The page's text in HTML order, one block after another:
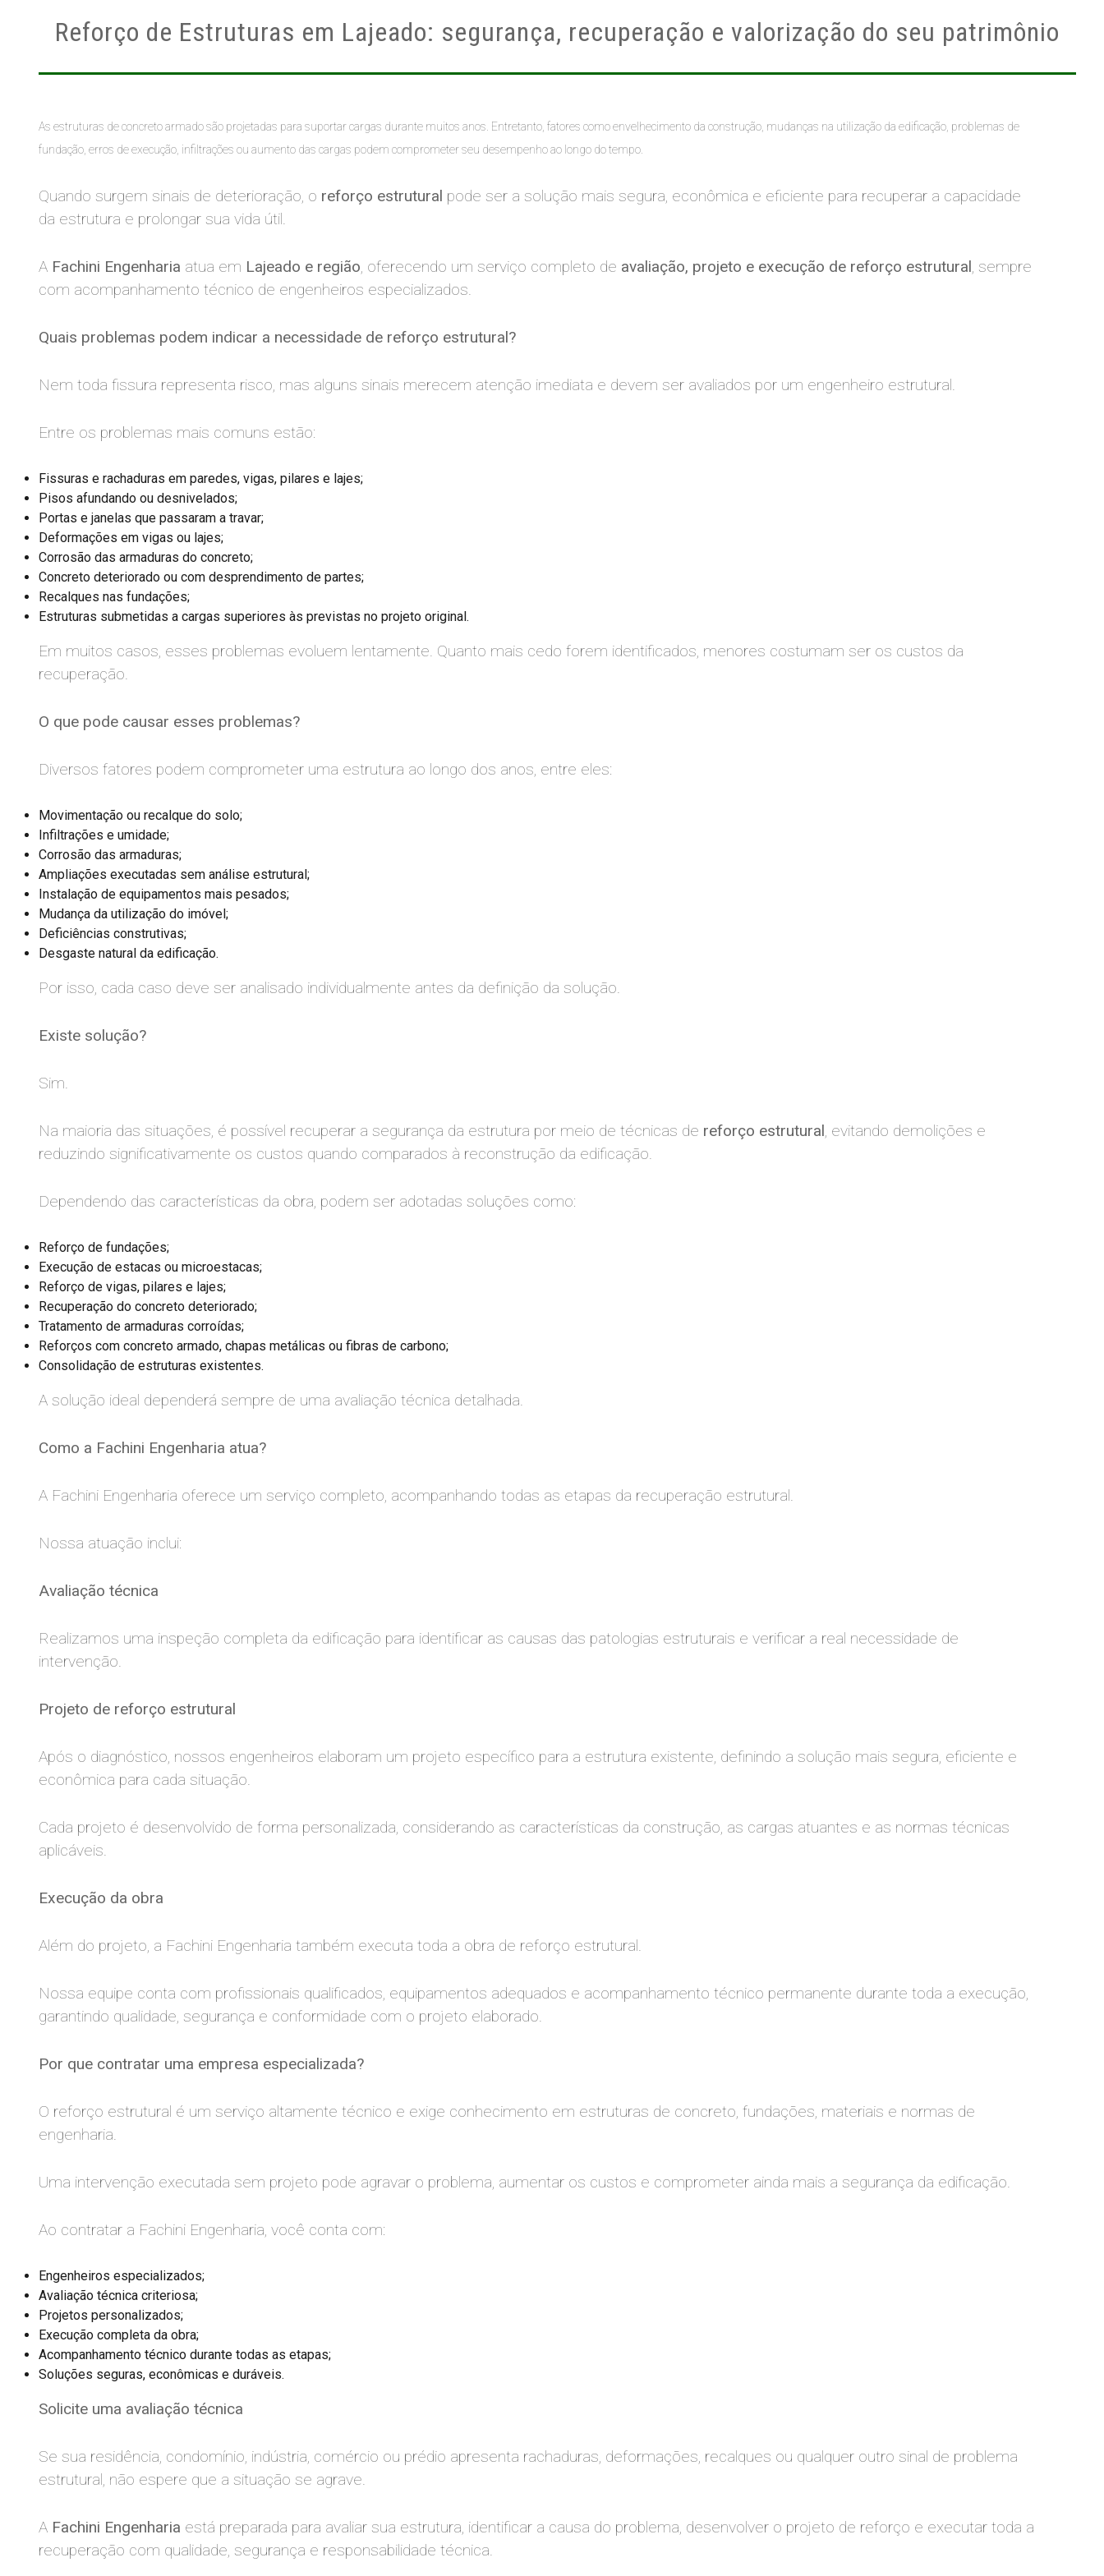
Reforço de Estruturas em Lajeado: segurança, recuperação e valorização do seu patrimônio
As estruturas de concreto armado são projetadas para suportar cargas durante muitos anos. Entretanto, fatores como envelhecimento da construção, mudanças na utilização da edificação, problemas de
fundação, erros de execução, infiltrações ou aumento das cargas podem comprometer seu desempenho ao longo do tempo.
Quando surgem sinais de deterioração, o reforço estrutural pode ser a solução mais segura, econômica e eficiente para recuperar a capacidade
da estrutura e prolongar sua vida útil.
A Fachini Engenharia atua em Lajeado e região, oferecendo um serviço completo de avaliação, projeto e execução de reforço estrutural, sempre
com acompanhamento técnico de engenheiros especializados.
Quais problemas podem indicar a necessidade de reforço estrutural?
Nem toda fissura representa risco, mas alguns sinais merecem atenção imediata e devem ser avaliados por um engenheiro estrutural.
Entre os problemas mais comuns estão:
Fissuras e rachaduras em paredes, vigas, pilares e lajes;
Pisos afundando ou desnivelados;
Portas e janelas que passaram a travar;
Deformações em vigas ou lajes;
Corrosão das armaduras do concreto;
Concreto deteriorado ou com desprendimento de partes;
Recalques nas fundações;
Estruturas submetidas a cargas superiores às previstas no projeto original.
Em muitos casos, esses problemas evoluem lentamente. Quanto mais cedo forem identificados, menores costumam ser os custos da
recuperação.
O que pode causar esses problemas?
Diversos fatores podem comprometer uma estrutura ao longo dos anos, entre eles:
Movimentação ou recalque do solo;
Infiltrações e umidade;
Corrosão das armaduras;
Ampliações executadas sem análise estrutural;
Instalação de equipamentos mais pesados;
Mudança da utilização do imóvel;
Deficiências construtivas;
Desgaste natural da edificação.
Por isso, cada caso deve ser analisado individualmente antes da definição da solução.
Existe solução?
Sim.
Na maioria das situações, é possível recuperar a segurança da estrutura por meio de técnicas de reforço estrutural, evitando demolições e
reduzindo significativamente os custos quando comparados à reconstrução da edificação.
Dependendo das características da obra, podem ser adotadas soluções como:
Reforço de fundações;
Execução de estacas ou microestacas;
Reforço de vigas, pilares e lajes;
Recuperação do concreto deteriorado;
Tratamento de armaduras corroídas;
Reforços com concreto armado, chapas metálicas ou fibras de carbono;
Consolidação de estruturas existentes.
A solução ideal dependerá sempre de uma avaliação técnica detalhada.
Como a Fachini Engenharia atua?
A Fachini Engenharia oferece um serviço completo, acompanhando todas as etapas da recuperação estrutural.
Nossa atuação inclui:
Avaliação técnica
Realizamos uma inspeção completa da edificação para identificar as causas das patologias estruturais e verificar a real necessidade de
intervenção.
Projeto de reforço estrutural
Após o diagnóstico, nossos engenheiros elaboram um projeto específico para a estrutura existente, definindo a solução mais segura, eficiente e
econômica para cada situação.
Cada projeto é desenvolvido de forma personalizada, considerando as características da construção, as cargas atuantes e as normas técnicas
aplicáveis.
Execução da obra
Além do projeto, a Fachini Engenharia também executa toda a obra de reforço estrutural.
Nossa equipe conta com profissionais qualificados, equipamentos adequados e acompanhamento técnico permanente durante toda a execução,
garantindo qualidade, segurança e conformidade com o projeto elaborado.
Por que contratar uma empresa especializada?
O reforço estrutural é um serviço altamente técnico e exige conhecimento em estruturas de concreto, fundações, materiais e normas de
engenharia.
Uma intervenção executada sem projeto pode agravar o problema, aumentar os custos e comprometer ainda mais a segurança da edificação.
Ao contratar a Fachini Engenharia, você conta com:
Engenheiros especializados;
Avaliação técnica criteriosa;
Projetos personalizados;
Execução completa da obra;
Acompanhamento técnico durante todas as etapas;
Soluções seguras, econômicas e duráveis.
Solicite uma avaliação técnica
Se sua residência, condomínio, indústria, comércio ou prédio apresenta rachaduras, deformações, recalques ou qualquer outro sinal de problema
estrutural, não espere que a situação se agrave.
A Fachini Engenharia está preparada para avaliar sua estrutura, identificar a causa do problema, desenvolver o projeto de reforço e executar toda a
recuperação com qualidade, segurança e responsabilidade técnica.